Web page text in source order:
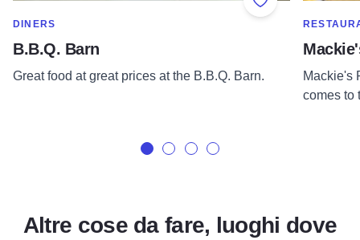
Add to Favorites
SHOW MORE IN CATEGORY OF
DINERS
B.B.Q. Barn
Great food at great prices at the B.B.Q. Barn.
SHOW
Mackie's
comes to
Altre cose da fare, luoghi dove